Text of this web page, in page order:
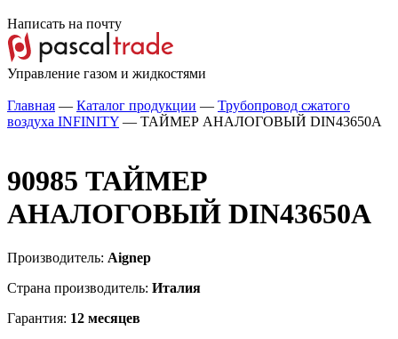
Написать на почту
Управление газом и жидкостями
Главная — Каталог продукции — Трубопровод сжатого
воздуха INFINITY — ТАЙМЕР АНАЛОГОВЫЙ DIN43650A
90985 ТАЙМЕР
АНАЛОГОВЫЙ DIN43650A
Производитель: Aignep
Страна производитель: Италия
Гарантия: 12 месяцев